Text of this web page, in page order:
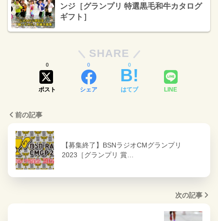
ンジ［グランプリ 特選黒毛和牛カタログ
ギフト］
SHARE
ポスト
0
シェア
0
はてブ
0
LINE
前の記事
【募集終了】BSNラジオCMグランプリ
2023［グランプリ 賞…
次の記事